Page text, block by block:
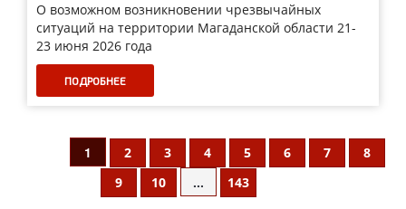
О возможном возникновении чрезвычайных
ситуаций на территории Магаданской области 21-
23 июня 2026 года
ПОДРОБНЕЕ
1 2 3 4 5 6 7
8
9
10 ... 143